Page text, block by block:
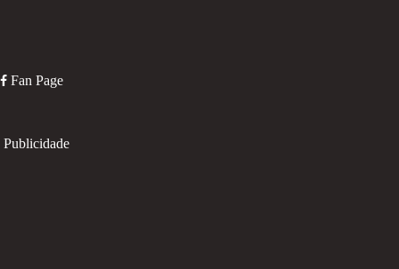
Fan Page
Publicidade